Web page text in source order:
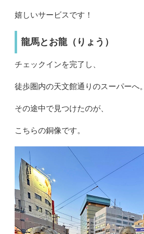
嬉しいサービスです！
龍馬とお龍（りょう）
チェックインを完了し、
徒歩圏内の天文館通りのスーパーへ。
その途中で見つけたのが、
こちらの銅像です。